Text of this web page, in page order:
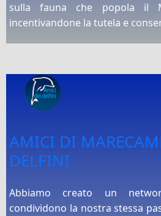
sulla fauna che popola il
incentivandone la tutela e
AMICI DI
DELFINI
Abbiamo creato un
condividono la nostra stessa